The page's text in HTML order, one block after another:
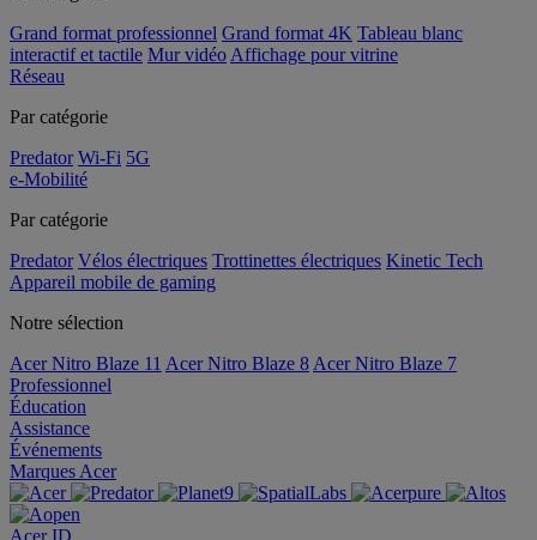
Grand format professionnel Grand format 4K Tableau blanc
interactif et tactile Mur vidéo Affichage pour vitrine
Réseau
Par catégorie
Predator Wi-Fi 5G
e-Mobilité
Par catégorie
Predator Vélos électriques Trottinettes électriques Kinetic Tech
Appareil mobile de gaming
Notre sélection
Acer Nitro Blaze 11 Acer Nitro Blaze 8 Acer Nitro Blaze 7
Professionnel
Éducation
Assistance
Événements
Marques Acer
Acer ID